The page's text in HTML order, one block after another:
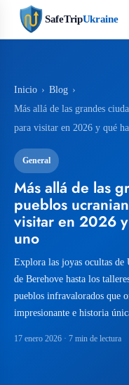
SafeTripUkraine
Inicio › Blog ›
Más allá de las grandes
para visitar en 2026 y qué
General
Más allá de las
pueblos
visitar en 2026
uno
Explora las joyas ocultas de
de Berehove hasta los
pueblos infravalorados que
impresionante e historia
17 enero 2026 · 7 min de lectura